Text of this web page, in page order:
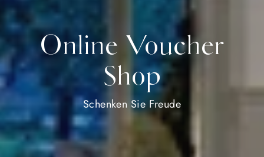
Online Voucher
Shop
Schenken Sie Freude